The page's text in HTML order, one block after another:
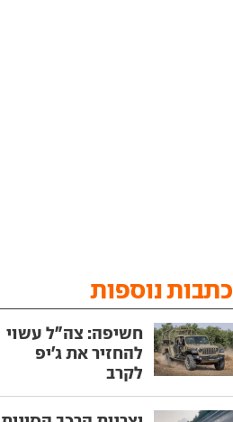
כתבות נוספות
חשיפה: צה"ל עשוי
להחזיר את ג'יפ
לקרב